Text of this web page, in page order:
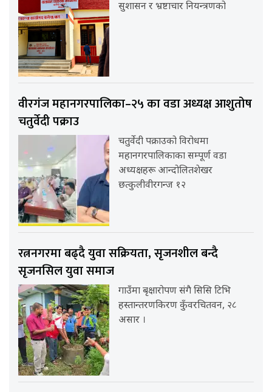
सुशासन र भ्रष्टाचार नियन्त्रणको
वीरगंज महानगरपालिका–२५ का वडा अध्यक्ष आशुतोष
चतुर्वेदी पक्राउ
चतुर्वेदी पक्राउको विरोधमा
महानगरपालिकाका सम्पूर्ण वडा
अध्यक्षहरू आन्दोलितशेखर
छत्कुलीवीरगन्ज १२
रत्ननगरमा बढ्दै युवा सक्रियता, सृजनशील बन्दै
सृजनसिल युवा समाज
गाउँमा बृक्षारोपण संगै सिसि टिभि
हस्तान्तरणकिरण कुँवरचितवन, २८
असार ।